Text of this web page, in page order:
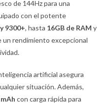
de 144Hz para una
con el potente
9300+, hasta 16GB de RAM y
un rendimiento excepcional
artificial asegura
situación. Además,
con carga rápida para